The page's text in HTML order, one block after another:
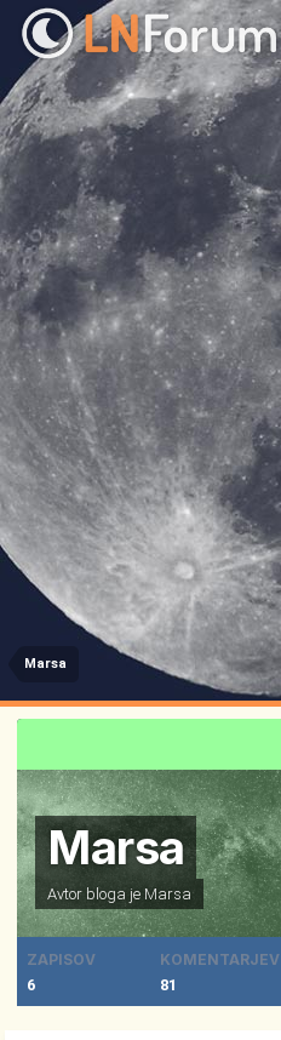
Marsa
Marsa
Avtor bloga je Marsa
ZAPISOV
6
KOMENTARJEV
81